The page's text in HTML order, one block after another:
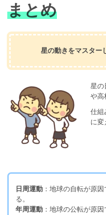
まとめ
星の動きをマスター
星の
や高
仕組
に変
日周運動 ：地球の自転が原
る。
年周運動 ：地球の公転が原